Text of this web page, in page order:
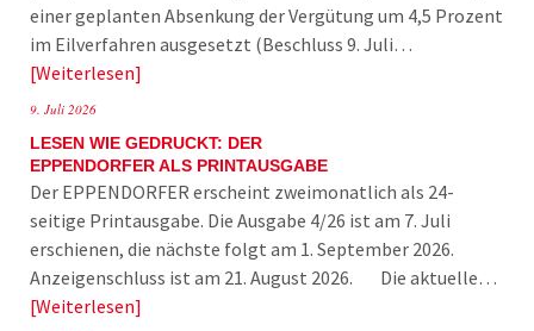
einer geplanten Absenkung der Vergütung um 4,5 Prozent
im Eilverfahren ausgesetzt (Beschluss 9. Juli…
Weiterlesen
9. Juli 2026
LESEN WIE GEDRUCKT: DER
EPPENDORFER ALS PRINTAUSGABE
Der EPPENDORFER erscheint zweimonatlich als 24-
seitige Printausgabe. Die Ausgabe 4/26 ist am 7. Juli
erschienen, die nächste folgt am 1. September 2026.
Anzeigenschluss ist am 21. August 2026. Die aktuelle…
Weiterlesen